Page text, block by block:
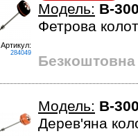
Артикул:
284049
Модель: B-
Фетрова
Безкоштовна
Модель: B-
Дерев'яна